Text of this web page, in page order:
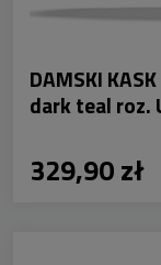
DAMSKI
dark teal roz.
329,90 zł